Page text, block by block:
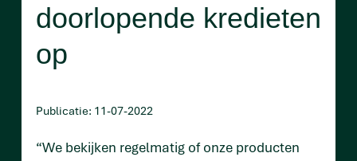
doorlopende kredieten
op
Publicatie: 11-07-2022
“We bekijken regelmatig of onze producten